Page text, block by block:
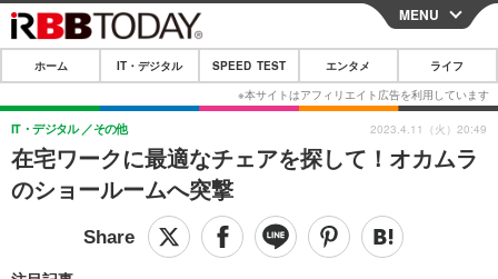
CLOSE
ホーム
IT・デジタル
IT・デジタルTOP スマートフォン
ショッピング その他
SPEED TEST
エンタメTOP 映画・ドラマ
MENU
ホーム IT・デジタル SPEED TEST エンタメ ライフ
在宅ワークに最適なチェアを探して！オカムラ
のショールームへ突撃
IT・デジタル その他 2023.4.11（火）20:49